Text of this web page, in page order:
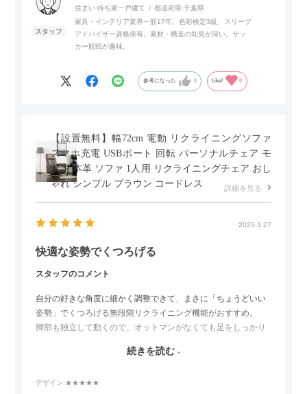
サイドボードとして多目的な用途に対応しています。
また、扉は横方向へのスライド式となっているので開閉時のス
ペースを最小限に抑えられ、省スペースでご利用いただけるの
住まい:持ち家一戸建て 都道府県:千葉県
家具・インテリア業界一筋17年。色彩検定3級、スリープ
アドバイザー資格保有。素材・構造の知見が深い。サッ
カー観戦が趣味。
参考になった 0 Like! 0
【設置無料】幅72cm 電動 リクライニングソファ
スマホ充電 USBポート 回転 パーソナルチェア モ
ダン 本革 ソファ 1人用 リクライニングチェア おし
ゃれ シンプル ブラウン コードレス
詳細を見る
2025.3.27
快適な姿勢でくつろげる
スタッフのコメント
自分の好きな角度に細かく調整できて、まさに「ちょうどいい
姿勢」でくつろげる無段階リクライニング機能がおすすめ。
脚部も独立して動くので、オットマンがなくても足をしっかり
スマホやタブレットを充電しながらリラックスできるのが嬉し
続きを読む
デザイン:★★★★★